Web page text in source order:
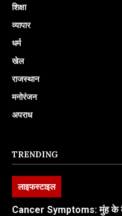
शिक्षा
व्यापार
धर्म
खेल
राजस्थान
मनोरंजन
अपराध
TRENDING
लाइफस्टाइल
Cancer Symptoms: मुंह के